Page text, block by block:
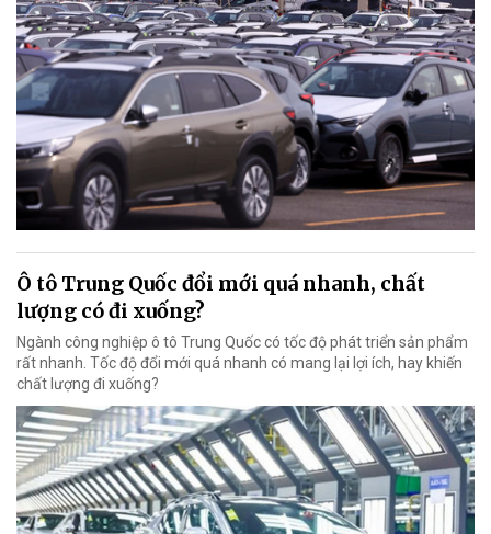
Ô tô Trung Quốc đổi mới quá nhanh, chất
lượng có đi xuống?
Ngành công nghiệp ô tô Trung Quốc có tốc độ phát triển sản phẩm
rất nhanh. Tốc độ đổi mới quá nhanh có mang lại lợi ích, hay khiến
chất lượng đi xuống?